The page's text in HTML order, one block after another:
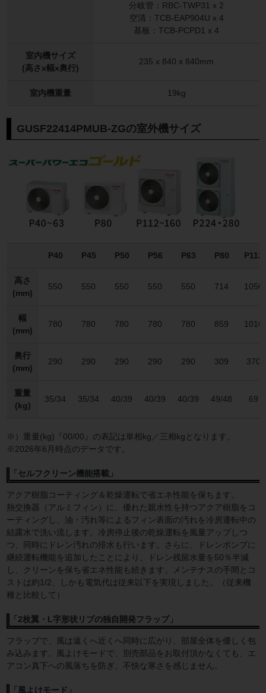
分岐管：RBC-TWP31 x 2
空清：TCB-EAP904U x 4
基板：TCB-PCPD1 x 4
室内機サイズ
(高さx幅x奥行)
235 x 840 x 840mm
室内機重量 19kg
GUSF22414PMUB-ZGの室外機サイズ
P40 P45 P50 P56 P63 P80 P112
高さ
(mm)
550 550 550 550 550 714 1050
幅
(mm)
780 780 780 780 780 859 1010
奥行
(mm)
290 290 290 290 290 309 370
重量
(kg)
35/34 35/34 40/39 40/39 40/39 49/48 69
※）重量(kg)『00/00』の表記は単相kg／三相kgとなります。
※2026年6月時点のデータです。
「セルフクリーン機能搭載」
アクア樹脂コーティング＆乾燥運転で省エネ性能を保ちます。
熱交換器（アルミフィン）に、優れた親水性を持つアクア樹脂をコ
ーティングし、油・汚れ等によるフィン表面の汚れを冷房運転中の
結露水で洗い流します。冷房停止後の乾燥運転を風量アップしつ
つ、同時にドレン汚れの排水も行います。さらに、ドレンポンプに
継続運転機能を追加したことにより、ドレン残留水量を50％半減
し、クリーンを保ち省エネ性能も続きます。メンテナスの手間とコ
ストは約1/2、しかも電気代は従来以下を実現しました。（従来機
種と比較して）
「2枚翼・L字形状リブの独自開発フラップ」
フラップで、風は遠くへ近くへ同時に広がり、部屋全体を優しく包
み込みます。風よけモードで、別売部品をお取付頂かなくても、エ
アコン真下への風落ちを防ぎ、不快な寒さを感じません。
「風よけモード」